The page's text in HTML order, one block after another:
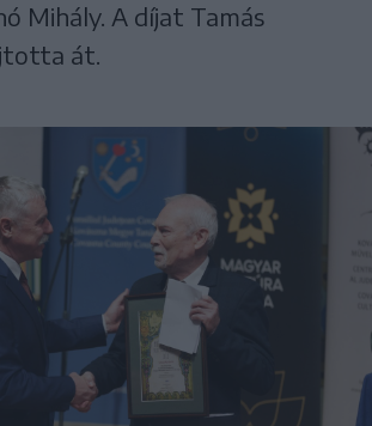
Mihály. A díjat Tamás
át.